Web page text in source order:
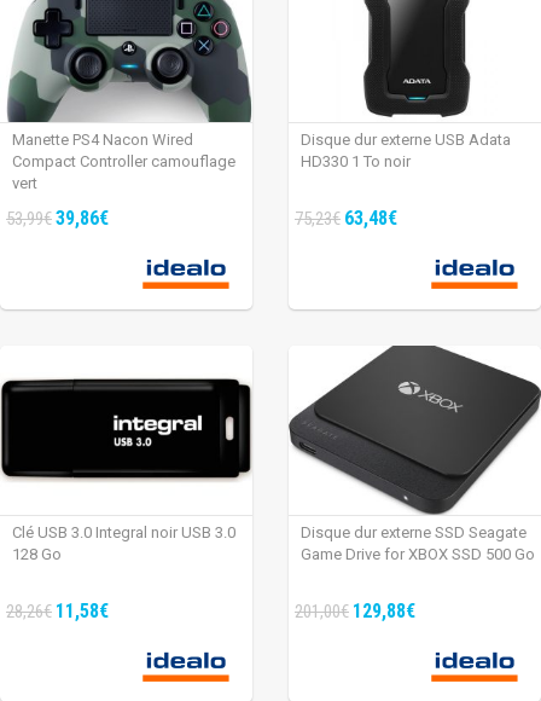
Manette PS4 Nacon Wired
Compact Controller camouflage
vert
53,99€39,86€
Disque dur externe USB Adata
HD330 1 To noir
75,23€ 63,48€
Clé USB 3.0 Integral noir USB 3.0
128 Go
28,26€ 11,58€
Disque dur externe SSD Seagate
Game Drive for XBOX SSD 500 Go
201,00€ 129,88€